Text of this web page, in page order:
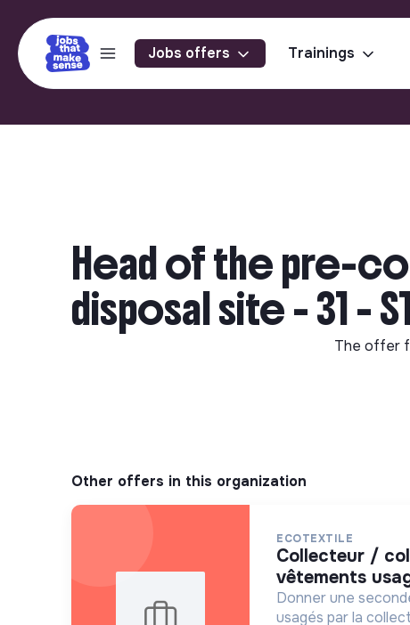
Jobs offers Trainings
Head of the pre-
disposal site - 31 -
The offer
Other offers in this organization
ECOTEXTILE
collecteur / collectrice de
vêtements
Donner une
usagés par la